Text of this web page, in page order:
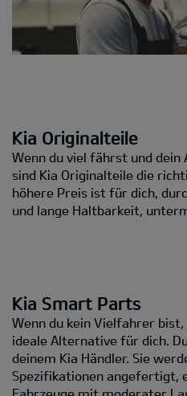
Kia Originalteile
Wenn du viel fährst und
sind Kia Originalteile die
höhere Preis ist für dich,
und lange Haltbarkeit,
Kia Smart Parts
Wenn du kein Vielfahrer
ideale Alternative für dich.
deinem Kia Händler. Sie
Spezifikationen angefertigt,